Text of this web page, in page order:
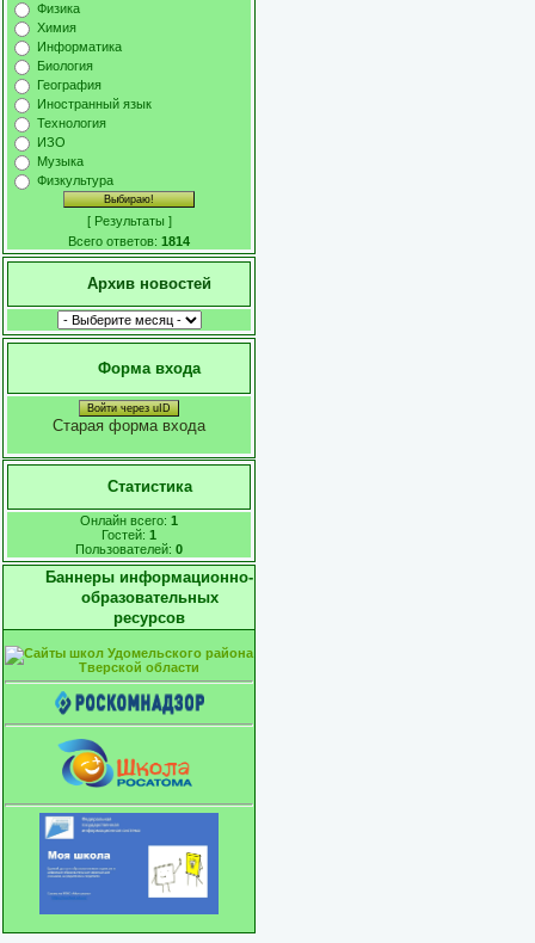
Физика
Химия
Информатика
Биология
География
Иностранный язык
Технология
ИЗО
Музыка
Физкультура
[ Результаты ]
Всего ответов: 1814
Архив новостей
Форма входа
Войти через uID
Старая форма входа
Статистика
Онлайн всего: 1
Гостей: 1
Пользователей: 0
Баннеры информационно-
образовательных
ресурсов